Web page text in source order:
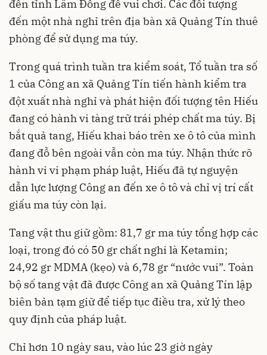
đến tỉnh Lâm Đồng để vui chơi. Các đối tượng
đến một nhà nghỉ trên địa bàn xã Quảng Tín thuê
phòng để sử dụng ma túy.
Trong quá trình tuần tra kiểm soát, Tổ tuần tra số
1 của Công an xã Quảng Tín tiến hành kiểm tra
đột xuất nhà nghỉ và phát hiện đối tượng tên Hiếu
đang có hành vi tàng trữ trái phép chất ma túy. Bị
bắt quả tang, Hiếu khai báo trên xe ô tô của mình
đang đỗ bên ngoài vẫn còn ma túy. Nhận thức rõ
hành vi vi phạm pháp luật, Hiếu đã tự nguyện
dẫn lực lượng Công an đến xe ô tô và chỉ vị trí cất
giấu ma túy còn lại.
Tang vật thu giữ gồm: 81,7 gr ma túy tổng hợp các
loại, trong đó có 50 gr chất nghi là Ketamin;
24,92 gr MDMA (kẹo) và 6,78 gr “nước vui”. Toàn
bộ số tang vật đã được Công an xã Quảng Tín lập
biên bản tạm giữ để tiếp tục điều tra, xử lý theo
quy định của pháp luật.
Chỉ hơn 10 ngày sau, vào lúc 23 giờ ngày